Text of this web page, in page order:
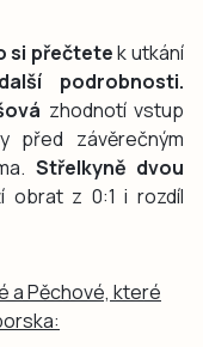
si přečtetek utkání
další podrobnosti.
zhodnotí vstup
před závěrečným
Střelkyně dvou
obrat z 0:1 i rozdíl
a Pěchové, které